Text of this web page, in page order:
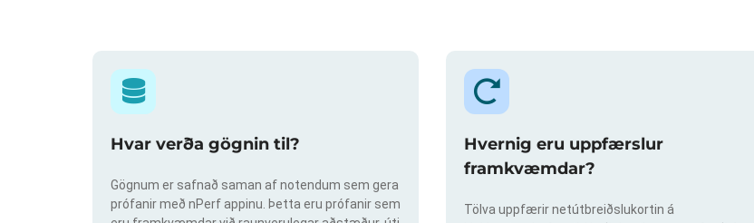
Hvar verða gögnin til?
Gögnum er safnað saman af notendum sem gera
prófanir með nPerf appinu. Þetta eru prófanir sem
Hvernig eru uppfærslur
framkvæmdar?
Tölva uppfærir netútbreiðslukortin á